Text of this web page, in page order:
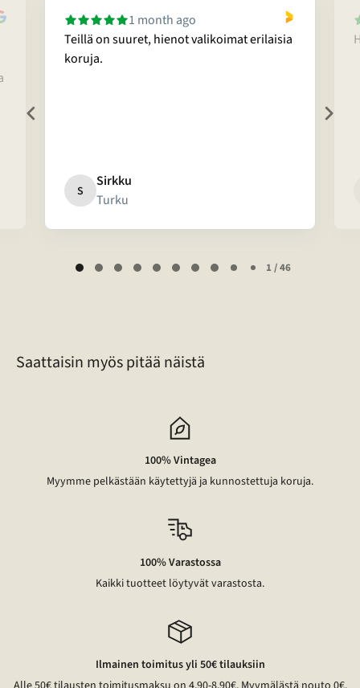
1 month ago
Teillä on suuret, hienot valikoimat erilaisia
koruja.
S
Sirkku
Turku
1 / 46
Saattaisin myös pitää näistä
100% Vintagea
Myymme pelkästään käytettyjä ja kunnostettuja koruja.
100% Varastossa
Kaikki tuotteet löytyvät varastosta.
Ilmainen toimitus yli 50€ tilauksiin